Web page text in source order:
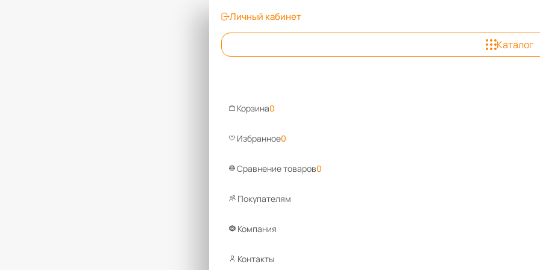
Личный кабинет
Каталог
Корзина0
Избранное0
Сравнение товаров0
Покупателям
Компания
Контакты